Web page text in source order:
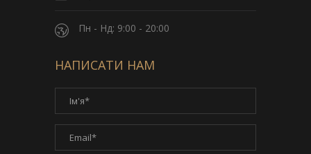
Пн - Нд: 9:00 - 20:00
НАПИСАТИ НАМ